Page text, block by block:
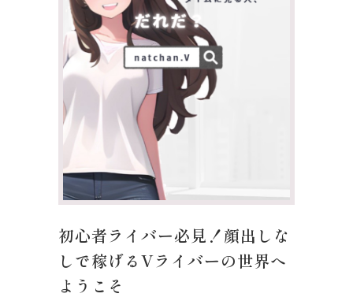
初心者ライバー必見！顔出しな
しで稼げるVライバーの世界へ
ようこそ